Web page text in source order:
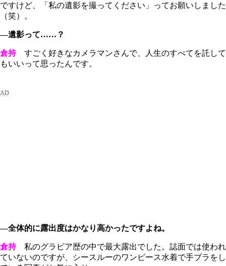
ですけど、「私の遺影を撮ってください」ってお願いしました
（笑）。
―遺影って……？
倉持すごく好きなカメラマンさんで、人生のすべてを託して
もいいって思ったんです。
―全体的に露出度はかなり高かったですよね。
倉持私のグラビア歴の中で最大露出でした。誌面では使われ
ていないのですが、シースルーのワンピース水着で手ブラをし